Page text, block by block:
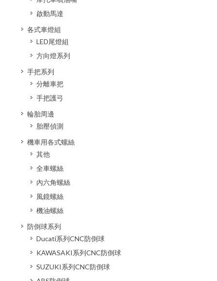
啟動馬達
各式車燈組
LED尾燈組
方向燈系列
手把系列
分離車把
手把護弓
輪胎周邊
胎壓偵測
機車用各式螺絲
其他
全車螺絲
內六角螺絲
風鏡螺絲
機油螺絲
防倒球系列
Ducati系列CNC防倒球
KAWASAKI系列CNC防倒球
SUZUKI系列CNC防倒球